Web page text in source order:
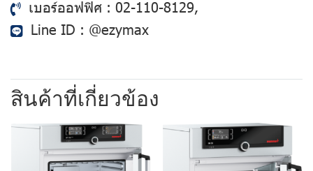
เบอร์ออฟฟิศ : 02-110-8129,
Line ID : @ezymax
สินค้าที่เกี่ยวข้อง